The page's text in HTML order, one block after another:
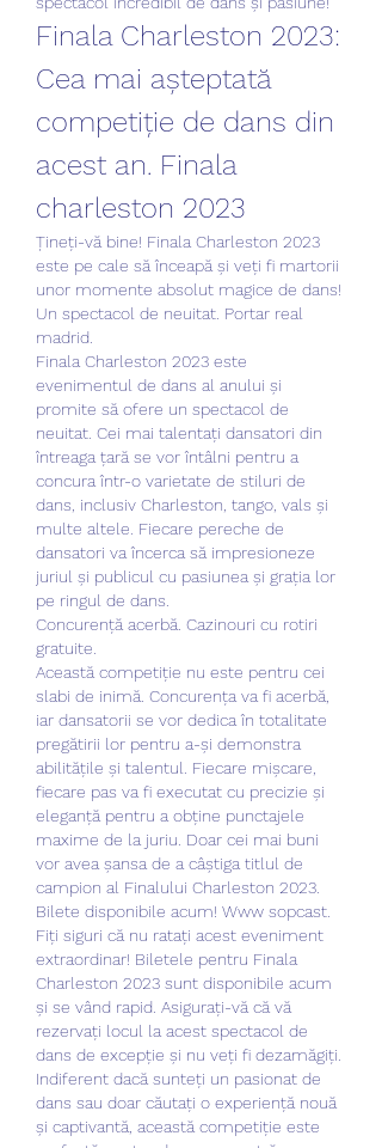
Finala Charleston 2023:
Cea mai așteptată
competiție de dans din
acest an. Finala
charleston 2023
Țineți-vă bine! Finala Charleston 2023
este pe cale să înceapă și veți fi martorii
unor momente absolut magice de dans!
Un spectacol de neuitat. Portar real
madrid.
Finala Charleston 2023 este
evenimentul de dans al anului și
promite să ofere un spectacol de
neuitat. Cei mai talentați dansatori din
întreaga țară se vor întâlni pentru a
concura într-o varietate de stiluri de
dans, inclusiv Charleston, tango, vals și
multe altele. Fiecare pereche de
dansatori va încerca să impresioneze
juriul și publicul cu pasiunea și grația lor
pe ringul de dans.
Concurență acerbă. Cazinouri cu rotiri
gratuite.
Această competiție nu este pentru cei
slabi de inimă. Concurența va fi acerbă,
iar dansatorii se vor dedica în totalitate
pregătirii lor pentru a-și demonstra
abilitățile și talentul. Fiecare mișcare,
fiecare pas va fi executat cu precizie și
eleganță pentru a obține punctajele
maxime de la juriu. Doar cei mai buni
vor avea șansa de a câștiga titlul de
campion al Finalului Charleston 2023.
Bilete disponibile acum! Www sopcast.
Fiți siguri că nu ratați acest eveniment
extraordinar! Biletele pentru Finala
Charleston 2023 sunt disponibile acum
și se vând rapid. Asigurați-vă că vă
rezervați locul la acest spectacol de
dans de excepție și nu veți fi dezamăgiți.
Indiferent dacă sunteți un pasionat de
dans sau doar căutați o experiență nouă
și captivantă, această competiție este